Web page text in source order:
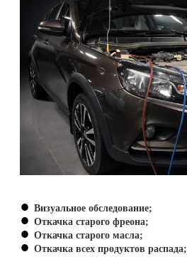
Визуальное обследование;
Откачка старого фреона;
Откачка старого масла;
Откачка всех продуктов распада;